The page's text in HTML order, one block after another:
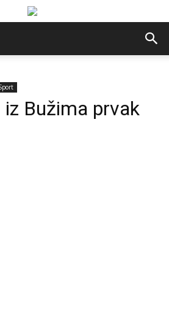
iz Bužima prvak